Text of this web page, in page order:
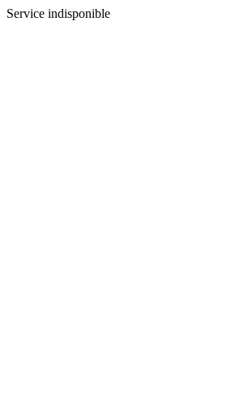
Service indisponible